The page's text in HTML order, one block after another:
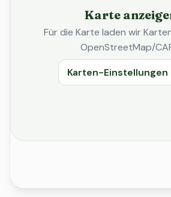
Karte
Für die Karte laden wir
OpenStreetMap/
Karten-Einstellungen